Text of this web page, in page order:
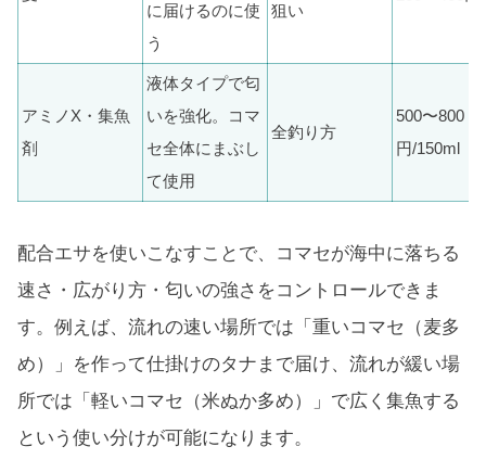
に届けるのに使
う
狙い
アミノX・集魚
剤
液体タイプで匂
いを強化。コマ
セ全体にまぶし
て使用
全釣り方
500〜800
円/150ml
配合エサを使いこなすことで、コマセが海中に落ちる
速さ・広がり方・匂いの強さをコントロールできま
す。例えば、流れの速い場所では「重いコマセ（麦多
め）」を作って仕掛けのタナまで届け、流れが緩い場
所では「軽いコマセ（米ぬか多め）」で広く集魚する
という使い分けが可能になります。